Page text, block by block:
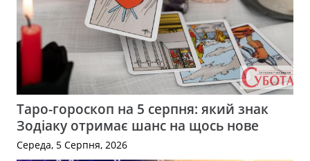
Таро-гороскоп на 5 серпня: який знак
Зодіаку отримає шанс на щось нове
Середа, 5 Серпня, 2026